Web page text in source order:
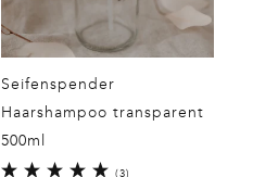
Seifenspender
Haarshampoo transparent
500ml
(3)